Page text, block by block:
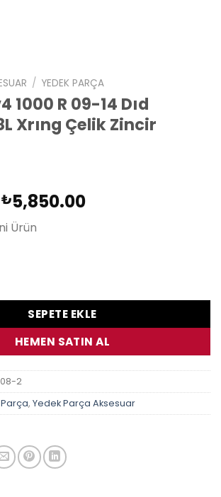
/ YEDEK PARÇA
1000 R 09-14 Dıd
Xrıng Çelik Zincir
Orijinal
fiyat:
₺6,225.00.
₺5,850.00Şu
Ürün
R 09-14 Dıd 525Vx3 108L Xrıng Çelik
SEPETE EKLE
HEMEN SATIN AL
2
, Yedek Parça Aksesuar